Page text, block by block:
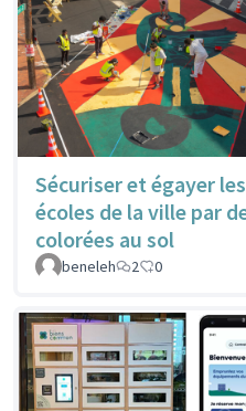
Sécuriser et égayer
écoles de la ville par
colorées au sol
beneleh 2 0